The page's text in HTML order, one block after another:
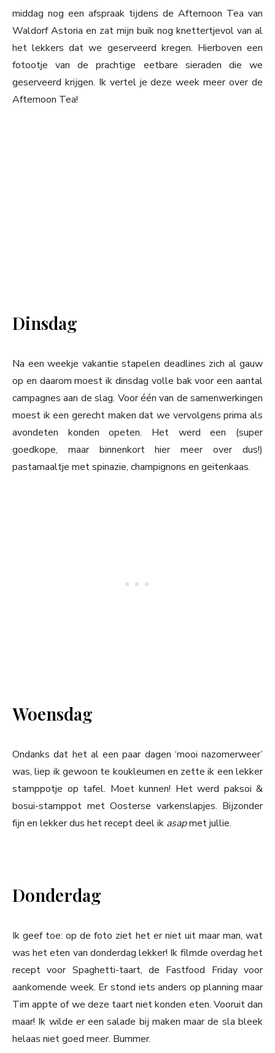
middag nog een afspraak tijdens de Afternoon Tea van
Waldorf Astoria en zat mijn buik nog knettertjevol van al
het lekkers dat we geserveerd kregen. Hierboven een
fotootje van de prachtige eetbare sieraden die we
geserveerd krijgen. Ik vertel je deze week meer over de
Afternoon Tea!
Dinsdag
Na een weekje vakantie stapelen deadlines zich al gauw
op en daarom moest ik dinsdag volle bak voor een aantal
campagnes aan de slag. Voor één van de samenwerkingen
moest ik een gerecht maken dat we vervolgens prima als
avondeten konden opeten. Het werd een (super
goedkope, maar binnenkort hier meer over dus!)
pastamaaltje met spinazie, champignons en geitenkaas.
Woensdag
Ondanks dat het al een paar dagen ‘mooi nazomerweer’
was, liep ik gewoon te koukleumen en zette ik een lekker
stamppotje op tafel. Moet kunnen! Het werd paksoi &
bosui-stamppot met Oosterse varkenslapjes. Bijzonder
fijn en lekker dus het recept deel ik asapmet jullie.
Donderdag
Ik geef toe: op de foto ziet het er niet uit maar man, wat
was het eten van donderdag lekker! Ik filmde overdag het
recept voor Spaghetti-taart, de Fastfood Friday voor
aankomende week. Er stond iets anders op planning maar
Tim appte of we deze taart niet konden eten. Vooruit dan
maar! Ik wilde er een salade bij maken maar de sla bleek
helaas niet goed meer. Bummer.